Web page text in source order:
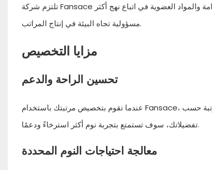
تلتزم شركة Fansace بممارسات التصنيع الصديقة للبيئة والمستدامة. يساهم استخدامنا لمصادر اللاتكس المستدامة والمواد العضوية في اتباع نهج أكثر
مسؤولية تجاه البيئة في إنتاج المراتب.
مزايا التخصيص
تحسين الراحة والدعم
عندما تقوم بتخصيص مرتبتك باستخدام Fansace، فإنك ستحصل على تحسين كبير في الراحة والدعم والمحاذاة. من خلال تصميم المرتبة حسب
تفضيلاتك، سوف تستمتع بتجربة نوم أكثر استرخاءً ودعمًا.
معالجة احتياجات النوم المحددة